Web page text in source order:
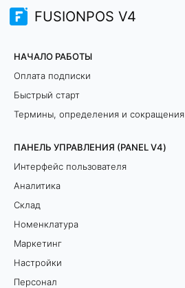
FUSIONPOS V4
НАЧАЛО РАБОТЫ
Оплата подписки
Быстрый старт
Термины, определения и сокращения
ПАНЕЛЬ УПРАВЛЕНИЯ (PANEL V4)
Интерфейс пользователя
Аналитика
Склад
Номенклатура
Маркетинг
Настройки
Персонал